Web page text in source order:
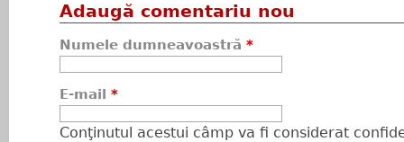
Adaugă comentariu nou
Numele dumneavoastră *
E-mail *
Conţinutul acestui câmp va fi considerat